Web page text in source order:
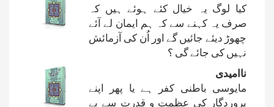
کیا لوگ یہ خیال کئے ہوئے ہیں کہ
صرف یہ کہنے سے کہ ہم ایمان لے آئے
چھوڑ دیئے جائیں گے اور اُن کی آزمائش
نہیں کی جائے گی ؟
ناامیدی
مایوسی باطنی کفر ہے یا پھر اپنے
پروردگار کی عظمت و قدرت سے بے